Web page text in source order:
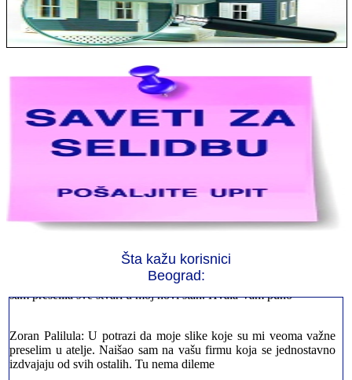
Šta kažu korisnici
Beograd:
Jelena sa Čukarice: Mogu da pohvalim sve radnike u firmi jer su
stvarno profesionalni. Iselili su moje stvari veoma pažljivo
Milica iz Novog Beograda: Zahvaljujuću vašoj firmi. Istog dana
sam preselila sve stvari u moj novi stan. Hvala Vam puno
preselim u atelje. Naišao sam na vašu firmu koja se jednostavno
izdvajaju od svih ostalih. Tu nema dileme